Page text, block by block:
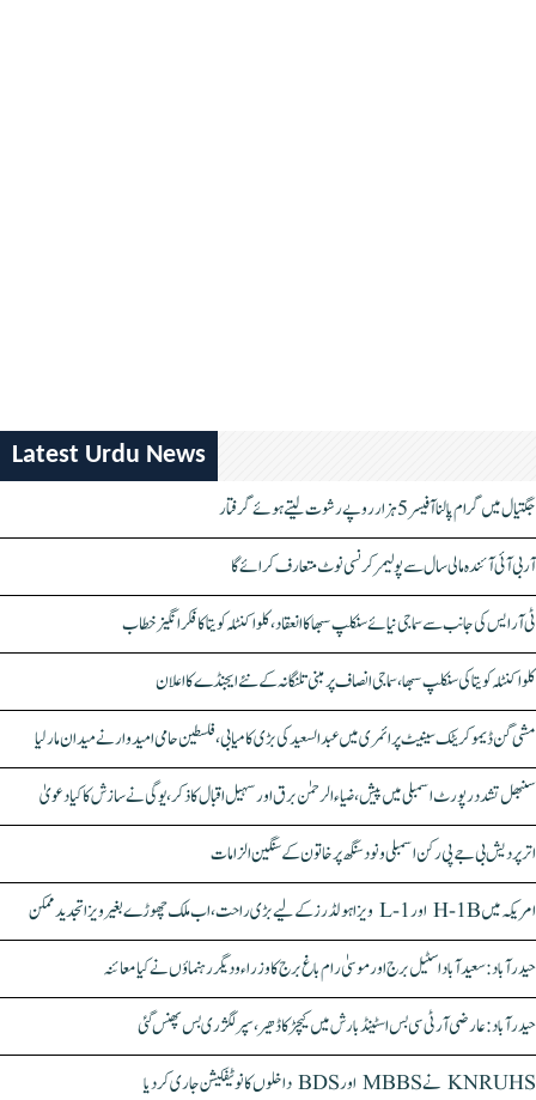
Latest Urdu News
جگتیال میں گرام پالنا آفیسر 5 ہزار روپے رشوت لیتے ہوئے گرفتار
آر بی آئی آئندہ مالی سال سے پولیمر کرنسی نوٹ متعارف کرائے گا
ٹی آر ایس کی جانب سے سماجی نیائے سنکلپ سبھا کا انعقاد، کلواکنٹلہ کویتا کا فکر انگیز خطاب
کلواکنٹلہ کویتا کی سنکلپ سبھا، سماجی انصاف پر مبنی تلنگانہ کے نئے ایجنڈے کا اعلان
مشی گن ڈیموکریٹک سینیٹ پرائمری میں عبدالسعید کی بڑی کامیابی، فلسطین حامی امیدوار نے میدان مار لیا
سنبھل تشدد رپورٹ اسمبلی میں پیش، ضیاء الرحمٰن برق اور سہیل اقبال کا ذکر، یوگی نے سازش کا کیا دعویٰ
اتر پردیش بی جے پی رکن اسمبلی ونود سنگھ پر خاتون کے سنگین الزامات
امریکہ میں H-1B اور L-1 ویزا ہولڈرز کے لیے بڑی راحت، اب ملک چھوڑے بغیر ویزا تجدید ممکن
حیدرآباد: سعیدآباد اسٹیل برج اور موسیٰ رام باغ برج کا وزراء و دیگر رہنماؤں نے کیا معائنہ
حیدرآباد: عارضی آر ٹی سی بس اسٹینڈ بارش میں کیچڑ کا ڈھیر، سپر لگژری بس پھنس گئی
KNRUHS نے MBBS اور BDS داخلوں کا نوٹیفکیشن جاری کر دیا